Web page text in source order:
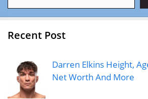
Recent Post
Darren Elkins Height,
Net Worth And More